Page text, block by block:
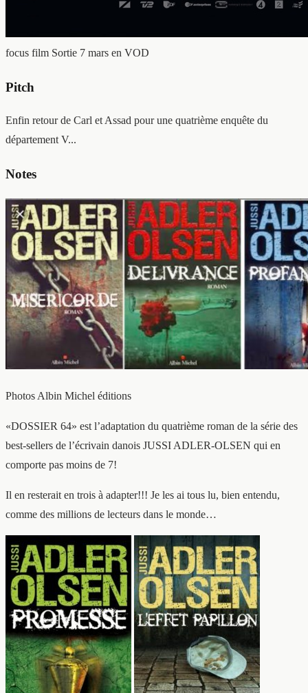
focus film Sortie 7 mars en VOD
Pitch
Enfin retour de Carl et Assad pour une quatrième enquête du
département V...
Notes
Photos Albin Michel éditions
«DOSSIER 64» est l’adaptation du quatrième roman de la série des
best-sellers de l’écrivain danois JUSSI ADLER-OLSEN qui en
comporte pas moins de 7!
Il en resterait en trois à adapter!!! Je les ai tous lu, bien entendu,
comme des millions de lecteurs dans le monde…